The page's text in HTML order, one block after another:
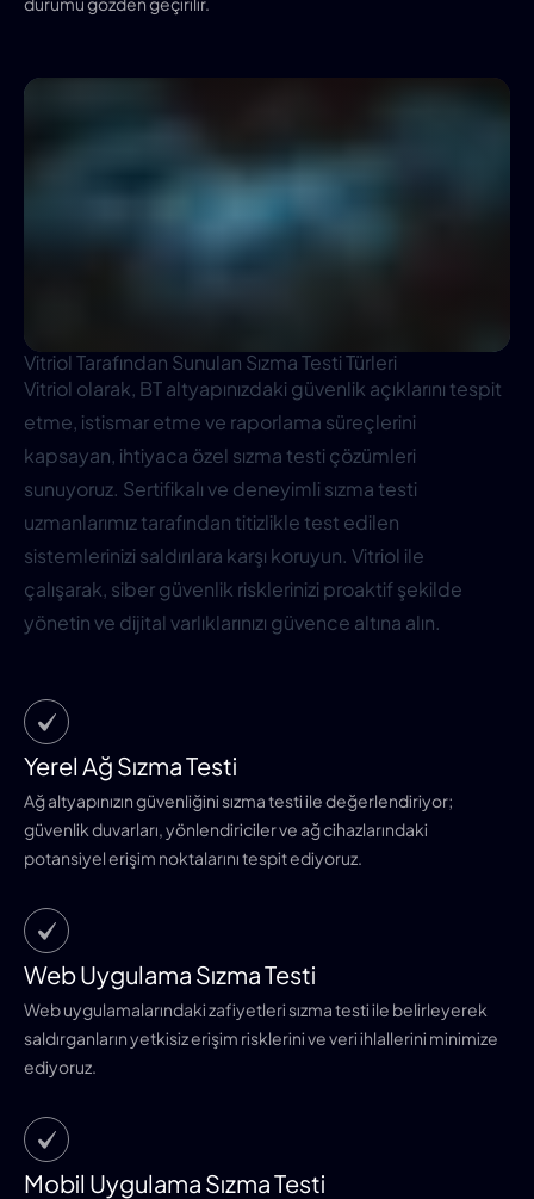
Vitriol Tarafından Sunulan Sızma Testi Türleri
Vitriol olarak, BT altyapınızdaki güvenlik açıklarını tespit
etme, istismar etme ve raporlama süreçlerini
kapsayan, ihtiyaca özel sızma testi çözümleri
sunuyoruz. Sertifikalı ve deneyimli sızma testi
uzmanlarımız tarafından titizlikle test edilen
sistemlerinizi saldırılara karşı koruyun. Vitriol ile
çalışarak, siber güvenlik risklerinizi proaktif şekilde
yönetin ve dijital varlıklarınızı güvence altına alın.
Yerel Ağ Sızma Testi
Ağ altyapınızın güvenliğini sızma testi ile değerlendiriyor;
güvenlik duvarları, yönlendiriciler ve ağ cihazlarındaki
potansiyel erişim noktalarını tespit ediyoruz.
Web Uygulama Sızma Testi
Web uygulamalarındaki zafiyetleri sızma testi ile belirleyerek
saldırganların yetkisiz erişim risklerini ve veri ihlallerini minimize
ediyoruz.
Mobil Uygulama Sızma Testi